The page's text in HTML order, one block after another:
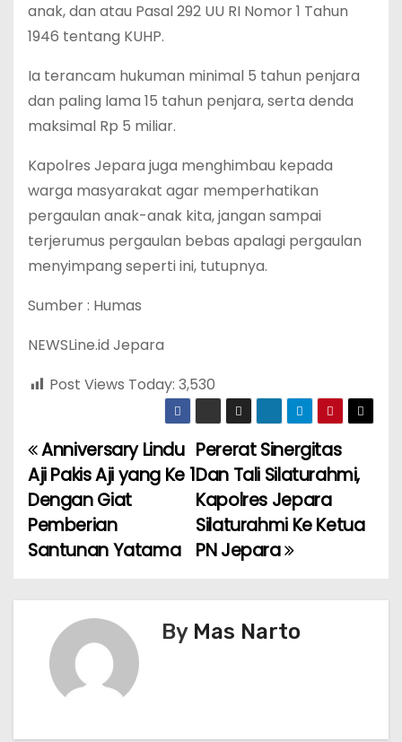
anak, dan atau Pasal 292 UU RI Nomor 1 Tahun
1946 tentang KUHP.
Ia terancam hukuman minimal 5 tahun penjara
dan paling lama 15 tahun penjara, serta denda
maksimal Rp 5 miliar.
Kapolres Jepara juga menghimbau kepada
warga masyarakat agar memperhatikan
pergaulan anak-anak kita, jangan sampai
terjerumus pergaulan bebas apalagi pergaulan
menyimpang seperti ini, tutupnya.
Sumber : Humas
NEWSLine.id Jepara
Post Views Today: 3,530
P
o
s
n
Pererat Sinergitas
Dan Tali Silaturahmi,
Kapolres Jepara
Silaturahmi Ke Ketua
PN Jepara
Anniversary Lindu
Aji Pakis Aji yang Ke 1
Dengan Giat
Pemberian
Santunan Yatama
By Mas Narto